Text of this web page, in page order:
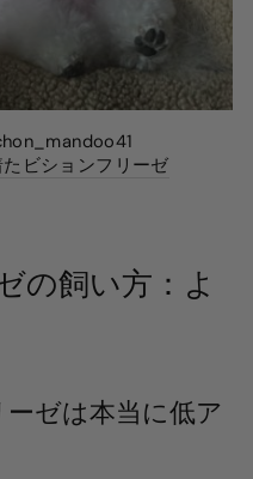
ビションフリーゼ
の飼い方：よ
ゼは本当に低ア